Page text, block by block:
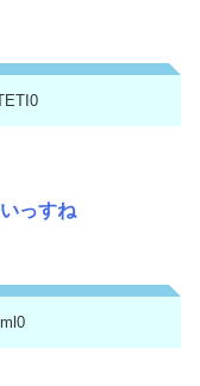
っすね